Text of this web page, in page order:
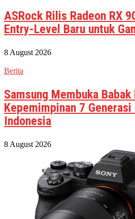
ASRock Rilis Radeon RX
Entry-Level Baru untuk
8 August 2026
Berita
Samsung Membuka Babak
Kepemimpinan 7
Indonesia
8 August 2026